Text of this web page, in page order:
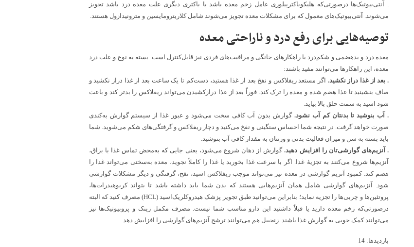
. آنتی‌بیوتیک‌ها درصورتی‌که هلیکوباکترپیلوری عامل زخم معده باشد یا باکتری دیگری علت معده درد باشد تجویز
می‌شوند. آنتی‌بیوتیک‌های معمول که برای مشکلات معده تجویز می‌شوند شامل کلاریترومایسین و مترونیدازول هستند.
توصیه‌هایی برای رفع درد و ناراحتی معده
معده درد و بدهضمی و شکم‌درد با راهکارهای خانگی و مراقبت‌های فردی نیز قابل‌کنترل است. بسته به نوع و علت درد
معده، این راهکارها می‌توانند مفید باشند:
. بعد از غذا دراز نکشید. اگر مستعد ریفلاکس و نفخ بعد از غذا هستید، دست‌کم تا یک ساعت بعد از غذا دراز نکشید و
صاف بنشینید تا غذا هضم شده و معده را ترک کند. فوراً بعد از غذا درازکشیدن می‌تواند ریفلاکس را بدتر کند و باعث
شود اسید به سمت حلق بالا بیاید.
. آب بنوشید تا بدنتان کم آب نشود. گوارش بدون آب کافی سخت می‌شود و عبور غذا از سیستم گوارش به‌کندی
صورت خواهد گرفت. در نتیجه شما احساس سنگینی و نفخ می‌کنید و دچار ریفلاکس و گرفتگی‌های شکم می‌شوید. شما
باید بسته به سن و میزان فعالیت بدنی و وزنتان به مقدار کافی آب بنوشید.
. آنزیم‌های گوارشی‌تان را افزایش دهید.گوارش از دهان شروع می‌شود، یعنی جایی که به‌محض تماس غذا با بزاق،
آنزیم‌ها شروع می‌کنند به تجزیهٔ غذا. اگر با سرعت غذا بخورید یا غذا را کاملاً نجوید، معده به‌سختی می‌تواند غذا را
هضم کند. کمبود آنزیم گوارشی در معده نیز می‌تواند موجب ریفلاکس اسید، نفخ، گرفتگی و دیگر مشکلات گوارشی
شود. آنزیم‌های گوارشی شامل همان آنزیم‌هایی هستند که بدن شما باید داشته باشد تا بتواند کربوهیدرات‌ها،
پروتئین‌ها و چربی‌ها را تجزیه نماید؛ بنابراین می‌توانید طبق تجویز پزشک هیدروکلریک‌اسید (HCL) مصرف کنید که البته
درصورتی‌که زخم معده دارید یا قبلاً داشتید این دارو مناسب شما نیست. مصرف مکمل زینک و پروبیوتیک‌ها نیز
می‌توانند کمک خوبی به گوارش غذا باشند. زنجبیل هم می‌توانند ترشح آنزیم‌های گوارشی را افزایش دهد.
بازدیدها: 14